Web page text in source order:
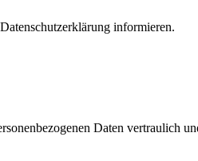
informieren.
Daten vertraulich